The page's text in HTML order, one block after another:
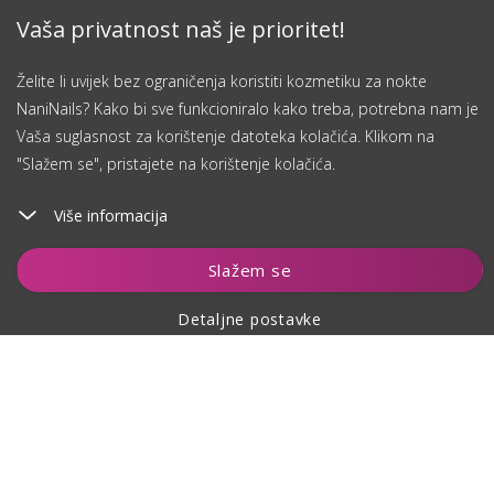
Vaša privatnost naš je prioritet!
Želite li uvijek bez ograničenja koristiti kozmetiku za nokte
NaniNails? Kako bi sve funkcioniralo kako treba, potrebna nam je
Vaša suglasnost za korištenje datoteka kolačića. Klikom na
"Slažem se", pristajete na korištenje kolačića.
Više informacija
Slažem se
Detaljne postavke
Dodaj u košaricu